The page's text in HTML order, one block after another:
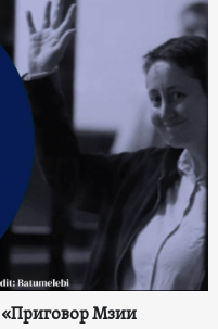
«Приговор Мзии